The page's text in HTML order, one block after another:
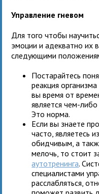
Управление гневом
Для того чтобы
эмоции и адекватно их
следующими
Постарайтесь
реакция
вы время от
является чем-
Это норма.
Если вы знаете
часто, являетесь
обидчивым, а
мелочь, то стоит
аутотренинга.
специалистами
расслабляться,